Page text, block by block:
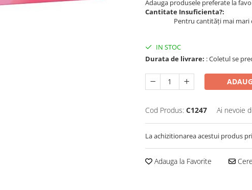
Adauga produsele preferate la
Cantitate Insuficienta?:
Pentru cantități mai mari
IN STOC
Durata de livrare: : Coletul se
Cod Produs: C1247 Ai nevoie
La achizitionarea acestui produs
Adauga la Favorite